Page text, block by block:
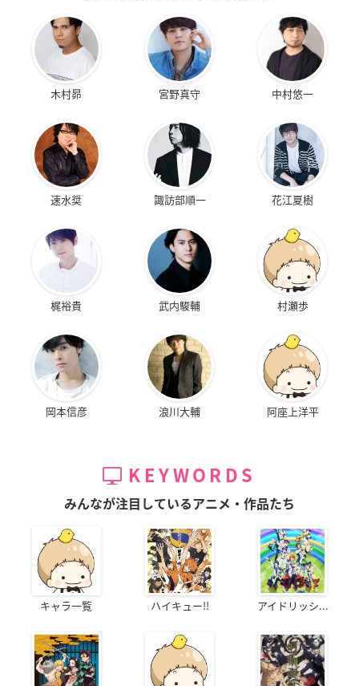
木村昴 宮野真守 中村悠一
速水奨 諏訪部順一 花江夏樹
梶裕貴 武内駿輔 村瀬歩
岡本信彦 浪川大輔 阿座上洋平
KEYWORDS
みんなが注目しているアニメ・作品たち
キャラ一覧 ハイキュー!! アイドリッシ...